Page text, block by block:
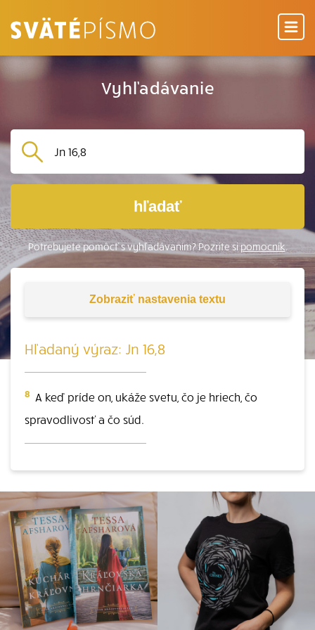
Vyhľadávanie
hľadať
Potrebujete pomôcť s vyhľadávaním? Pozrite sipomocník.
Zobraziť nastavenia textu
Hľadaný výraz: Jn 16,8
8 A keď príde on, ukáže svetu, čo je hriech, čo
spravodlivosť a čo súd.